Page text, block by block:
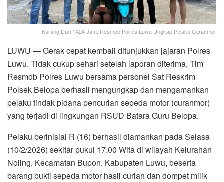
Kurang Dari 1X24 Jam, Resmob Polres Luwu Ungkap Pelaku Curanmor
LUWU — Gerak cepat kembali ditunjukkan jajaran Polres
Luwu. Tidak cukup sehari setelah laporan diterima, Tim
Resmob Polres Luwu bersama personel Sat Reskrim
Polsek Belopa berhasil mengungkap dan mengamankan
pelaku tindak pidana pencurian sepeda motor (curanmor)
yang terjadi di lingkungan RSUD Batara Guru Belopa.
Pelaku berinisial R (16) berhasil diamankan pada Selasa
(10/2/2026) sekitar pukul 17.00 Wita di wilayah Kelurahan
Noling, Kecamatan Bupon, Kabupaten Luwu, beserta
barang bukti sepeda motor hasil curian dan dompet milik